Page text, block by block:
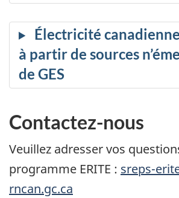
Contactez-nous
Veuillez adresser vos
programme ERITE : sreps-
rncan.gc.ca